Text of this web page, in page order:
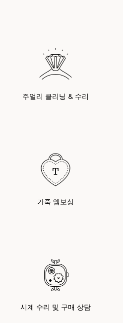
주얼리 클리닝 & 수리
가죽 엠보싱
시계 수리 및 구매 상담